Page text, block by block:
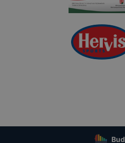
célja honlapunk
lehetővé tétele, a cookie-k
előfordulhat, hogy
teljes körű használatára,